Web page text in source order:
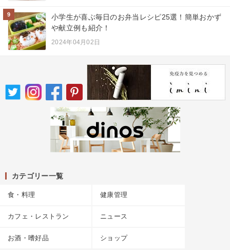
9
小学生が喜ぶ毎日のお弁当レシピ25選！簡単おかず
や献立例も紹介！
2024年04月02日
カテゴリー一覧
食・料理 健康管理
カフェ・レストラン ニュース
お酒・嗜好品 ショップ